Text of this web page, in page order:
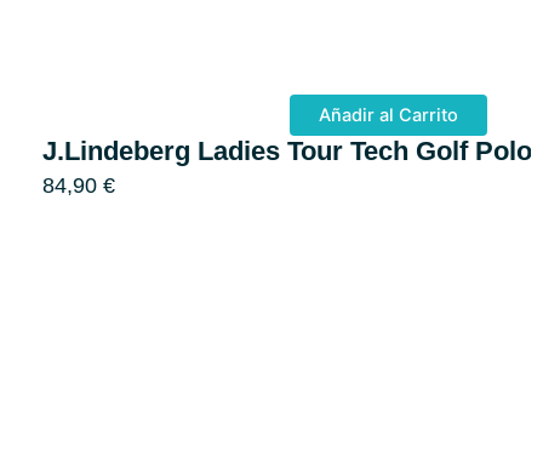
Añadir al Carrito
J.Lindeberg Ladies Tour Tech Golf Polo
84,90 €